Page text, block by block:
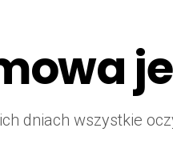
dniach wszystkie